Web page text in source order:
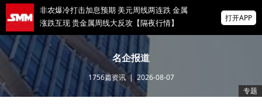
非农爆冷打击加息预期 美元周线两连跌 金属
涨跌互现 贵金属周线大反攻【隔夜行情】
2026 SMM锌业大会圆满落幕！大咖云集 共
寻锌行业破局发展新机遇
美国拟投30亿美元扶持关键矿产
打开APP
名企报道
1756篇资讯| 2026-08-07
专题